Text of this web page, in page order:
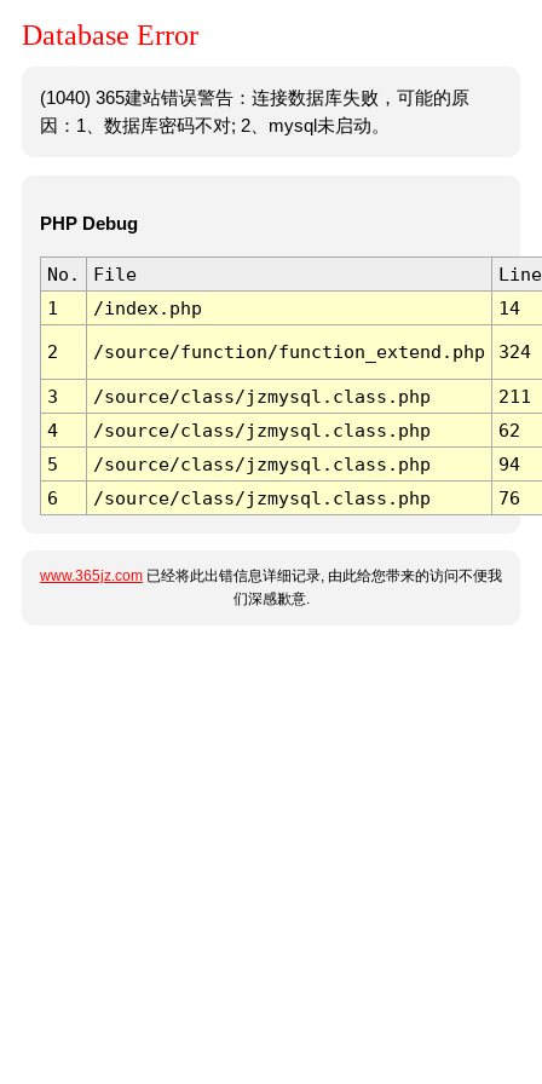
Database Error
(1040) 365建站错误警告：连接数据库失败，可能的原
因：1、数据库密码不对; 2、mysql未启动。
PHP Debug
No. File
Line
1
/index.php 14
2 /source/function/function_extend.php 324
3 /source/class/jzmysql.class.php
211
4
/source/class/jzmysql.class.php
62
5
/source/class/jzmysql.class.php
94
6
/source/class/jzmysql.class.php 76
www.365jz.com 已经将此出错信息详细记录, 由此给您带来的访问不便我
们深感歉意.